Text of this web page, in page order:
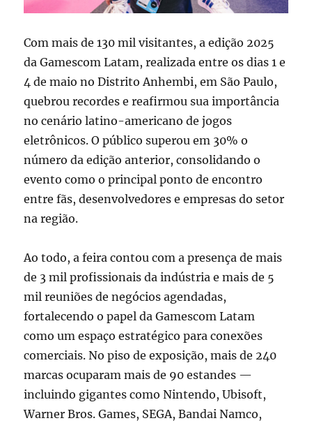
Com mais de 130 mil visitantes, a edição 2025
da Gamescom Latam, realizada entre os dias 1 e
4 de maio no Distrito Anhembi, em São Paulo,
quebrou recordes e reafirmou sua importância
no cenário latino-americano de jogos
eletrônicos. O público superou em 30% o
número da edição anterior, consolidando o
evento como o principal ponto de encontro
entre fãs, desenvolvedores e empresas do setor
na região.
Ao todo, a feira contou com a presença de mais
de 3 mil profissionais da indústria e mais de 5
mil reuniões de negócios agendadas,
fortalecendo o papel da Gamescom Latam
como um espaço estratégico para conexões
comerciais. No piso de exposição, mais de 240
marcas ocuparam mais de 90 estandes —
incluindo gigantes como Nintendo, Ubisoft,
Warner Bros. Games, SEGA, Bandai Namco,